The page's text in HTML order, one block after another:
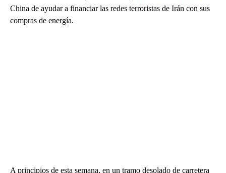
China de ayudar a financiar las redes terroristas de Irán con sus
compras de energía.
A principios de esta semana, en un tramo desolado de carretera